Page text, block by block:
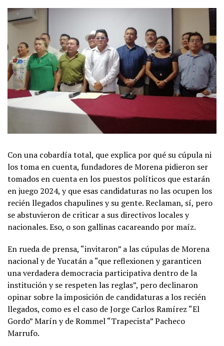
Con una cobardía total, que explica por qué su cúpula ni
los toma en cuenta, fundadores de Morena pidieron ser
tomados en cuenta en los puestos políticos que estarán
en juego 2024, y que esas candidaturas no las ocupen los
recién llegados chapulines y su gente. Reclaman, sí, pero
se abstuvieron de criticar a sus directivos locales y
nacionales. Eso, o son gallinas cacareando por maíz.
En rueda de prensa, “invitaron” a las cúpulas de Morena
nacional y de Yucatán a “que reflexionen y garanticen
una verdadera democracia participativa dentro de la
institución y se respeten las reglas”, pero declinaron
opinar sobre la imposición de candidaturas a los recién
llegados, como es el caso de Jorge Carlos Ramírez “El
Gordo” Marín y de Rommel “Trapecista” Pacheco
Marrufo.